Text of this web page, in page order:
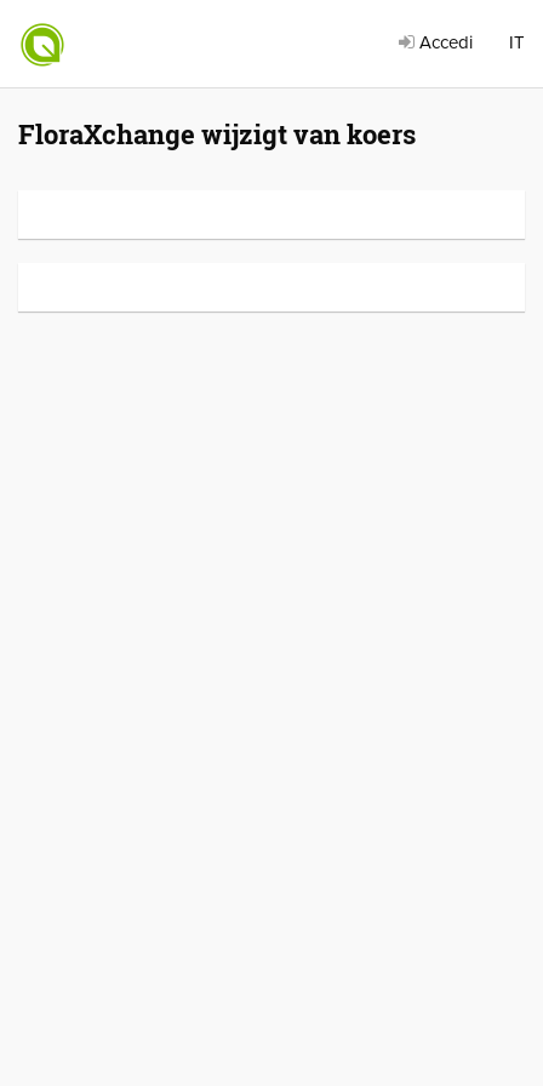
Accedi IT
FloraXchange wijzigt van koers